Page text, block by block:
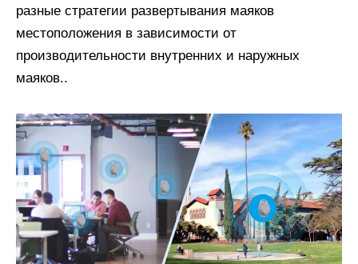
разные стратегии развертывания маяков
местоположения в зависимости от
производительности внутренних и наружных
маяков..